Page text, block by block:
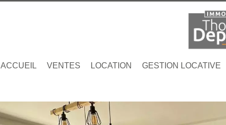
ACCUEIL VENTES LOCATION GESTION LOCATIVE